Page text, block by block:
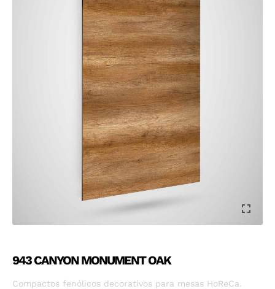
943 CANYON MONUMENT OAK
Compactos fenólicos decorativos para mesas HoReCa.